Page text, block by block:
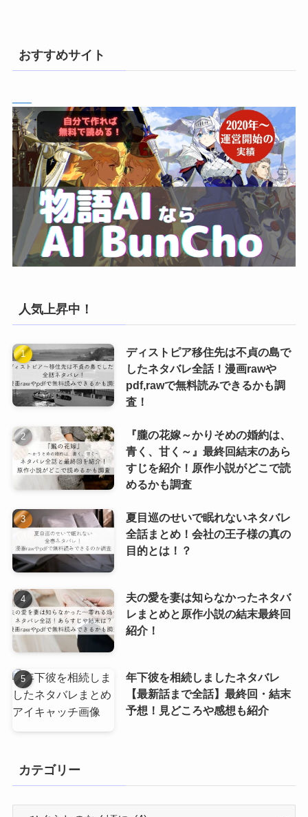
おすすめサイト
人気上昇中！
ディストピア移住先は不貞の島で
したネタバレ全話！漫画rawや
pdf,rawで無料読みできるかも調
査！
『朧の花嫁～かりそめの婚約は、
青く、甘く～』最終回結末のあら
すじを紹介！原作小説がどこで読
めるかも調査
夏目巡のせいで眠れないネタバレ
全話まとめ！会社の王子様の真の
目的とは！？
夫の愛を妻は知らなかったネタバ
レまとめと原作小説の結末最終回
紹介！
年下彼を相続しましたネタバレ
【最新話まで全話】最終回・結末
予想！見どころや感想も紹介
カテゴリー